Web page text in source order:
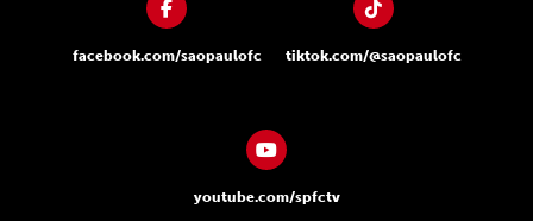
facebook.com/saopaulofc tiktok.com/@saopaulofc
youtube.com/spfctv